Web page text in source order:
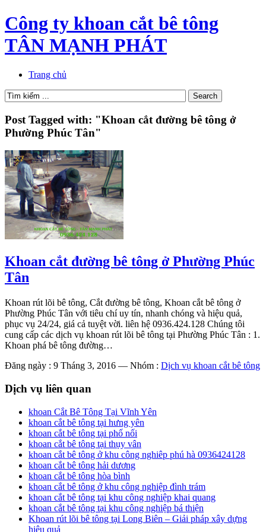
Công ty khoan cắt bê tông
TÂN MẠNH PHÁT
Trang chủ
Post Tagged with: "Khoan cắt đường bê tông ở
Phường Phúc Tân"
Khoan cắt đường bê tông ở Phường Phúc
Tân
Khoan rút lõi bê tông, Cắt đường bê tông, Khoan cắt bê tông ở
Phường Phúc Tân với tiêu chí uy tín, nhanh chóng và hiệu quả,
phục vụ 24/24, giá cả tuyệt vời. liên hệ 0936.424.128 Chúng tôi
cung cấp các dịch vụ khoan rút lõi bê tông tại Phường Phúc Tân : 1.
Khoan phá bê tông đường…
Đăng ngày : 9 Tháng 3, 2016 — Nhóm : Dịch vụ khoan cắt bê tông
Dịch vụ liên quan
khoan Cắt Bê Tông Tại Vĩnh Yên
khoan cắt bê tông tại hưng yên
khoan cắt bê tông tại phố nối
khoan cắt bê tông tại thụy vân
khoan cắt bê tông ở khu công nghiêp phú hà 0936424128
khoan cắt bê tông hải dương
khoan cắt bê tông hòa bình
khoan cắt bê tông ở khu công nghiệp đình trám
khoan cắt bê tông tại khu công nghiệp khai quang
khoan cắt bê tông tại khu công nghiệp bá thiện
Khoan rút lõi bê tông tại Long Biên – Giải pháp xây dựng
hiệu quả